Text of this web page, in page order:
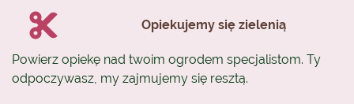
Opiekujemy się zielenią
Powierz opiekę nad twoim ogrodem specjalistom. Ty
odpoczywasz, my zajmujemy się resztą.